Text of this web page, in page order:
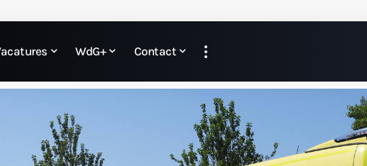
WdG+ Contact